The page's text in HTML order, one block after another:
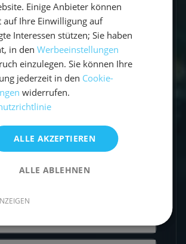
Flottillen?
Seemeilen segelt man in
Sprache wird an Bord
mein Skipper / meine
Service wird inklusive
Einige Anbieter können
auf Ihre Einwilligung auf
Interessen stützen; Sie haben
in denWerbeeinstellungen
einzulegen. Sie können Ihre
jederzeit in den Cookie-
widerrufen.
ALLE AKZEPTIEREN
ALLE ABLEHNEN